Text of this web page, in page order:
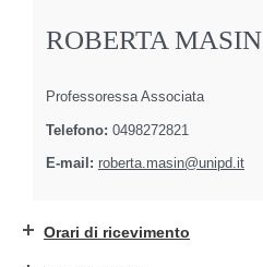
ROBERTA MASIN
Professoressa Associata
Telefono: 0498272821
E-mail: roberta.masin@unipd.it
Orari di ricevimento